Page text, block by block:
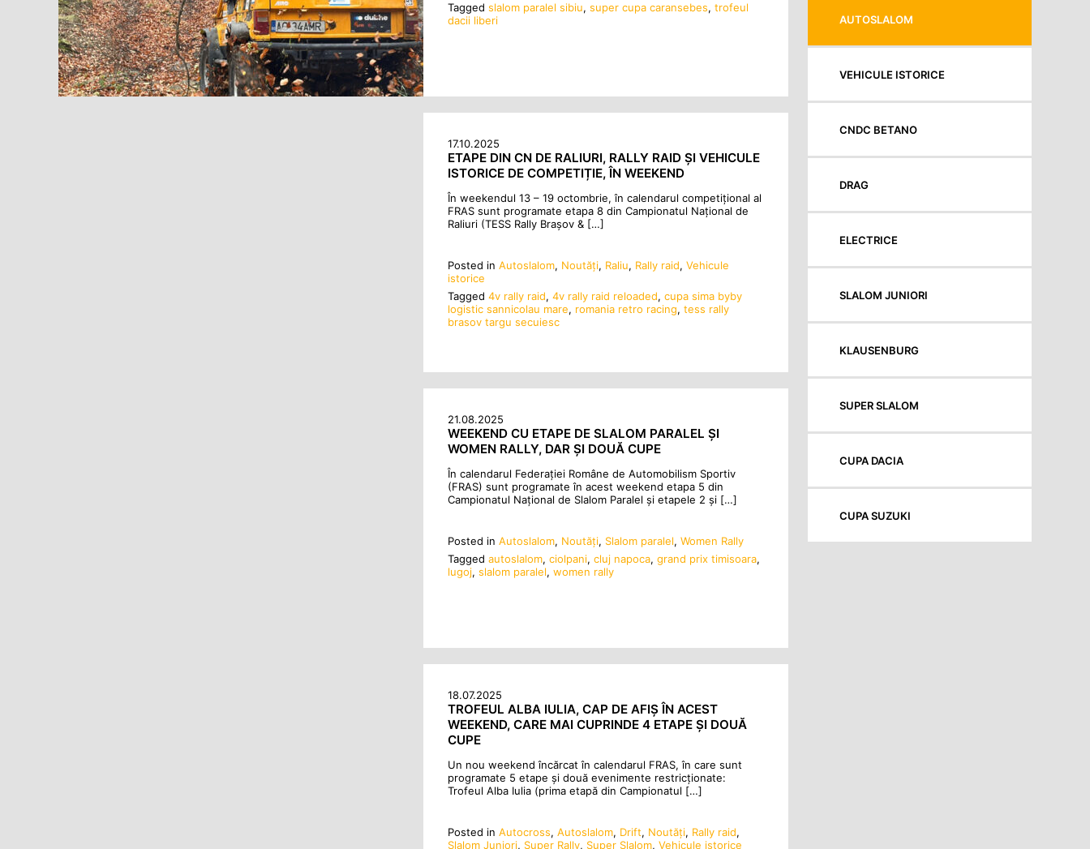
Tagged slalom paralel sibiu, super cupa caransebes, trofeul
dacii liberi
17.10.2025
ETAPE DIN CN DE RALIURI, RALLY RAID ȘI VEHICULE
ISTORICE DE COMPETIȚIE, ÎN WEEKEND
În weekendul 13 – 19 octombrie, în calendarul competițional al
FRAS sunt programate etapa 8 din Campionatul Național de
Raliuri (TESS Rally Brașov & […]
Posted in Autoslalom, Noutăţi, Raliu, Rally raid, Vehicule
istorice
Tagged 4v rally raid, 4v rally raid reloaded, cupa sima byby
logistic sannicolau mare, romania retro racing, tess rally
brasov targu secuiesc
21.08.2025
WEEKEND CU ETAPE DE SLALOM PARALEL ȘI
WOMEN RALLY, DAR ȘI DOUĂ CUPE
În calendarul Federației Române de Automobilism Sportiv
(FRAS) sunt programate în acest weekend etapa 5 din
Campionatul Național de Slalom Paralel și etapele 2 și […]
Posted in Autoslalom, Noutăţi, Slalom paralel, Women Rally
Tagged autoslalom, ciolpani, cluj napoca, grand prix timisoara,
lugoj, slalom paralel, women rally
18.07.2025
TROFEUL ALBA IULIA, CAP DE AFIȘ ÎN ACEST
WEEKEND, CARE MAI CUPRINDE 4 ETAPE ȘI DOUĂ
CUPE
Un nou weekend încărcat în calendarul FRAS, în care sunt
programate 5 etape și două evenimente restricționate:
Trofeul Alba Iulia (prima etapă din Campionatul […]
Posted in Autocross, Autoslalom, Drift, Noutăţi, Rally raid,
Slalom Juniori, Super Rally, Super Slalom, Vehicule istorice
AUTOSLALOM
VEHICULE ISTORICE
CNDC BETANO
DRAG
ELECTRICE
SLALOM JUNIORI
KLAUSENBURG
SUPER SLALOM
CUPA DACIA
CUPA SUZUKI